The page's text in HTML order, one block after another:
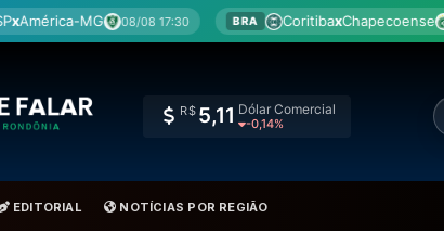
BRA CoritibaxChapecoense 08/08 19:30 BRA
R$ 5,11 Dólar Comercial
-0,14%
EDITORIAL NOTÍCIAS POR REGIÃO